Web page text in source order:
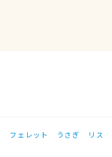
フェレット うさぎ リス